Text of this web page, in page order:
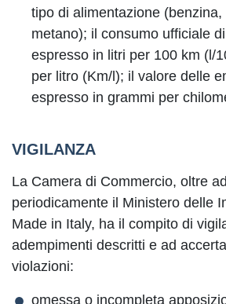
tipo di alimentazione (benzina,
metano); il consumo ufficiale
espresso in litri per 100 km (l/
per litro (Km/l); il valore delle
espresso in grammi per
VIGILANZA
La Camera di Commercio, oltre
periodicamente il Ministero delle
Made in Italy, ha il compito di
adempimenti descritti e ad
violazioni:
omessa o incompleta